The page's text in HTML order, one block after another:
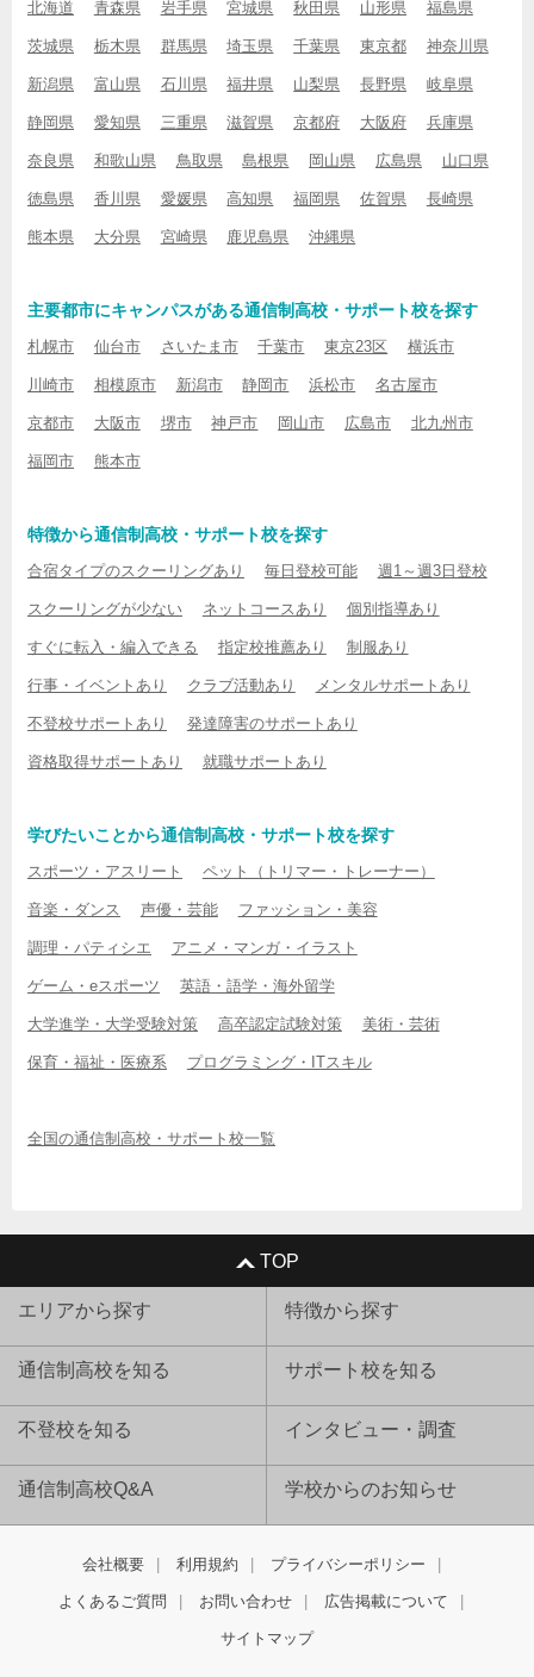
北海道 青森県 岩手県 宮城県 秋田県 山形県 福島県
茨城県 栃木県 群馬県 埼玉県 千葉県 東京都 神奈川県
新潟県 富山県 石川県 福井県 山梨県 長野県 岐阜県
静岡県 愛知県 三重県 滋賀県 京都府 大阪府 兵庫県
奈良県 和歌山県 鳥取県 島根県 岡山県 広島県 山口県
徳島県 香川県 愛媛県 高知県 福岡県 佐賀県 長崎県
熊本県 大分県 宮崎県 鹿児島県 沖縄県
主要都市にキャンパスがある通信制高校・サポート校を探す
札幌市 仙台市 さいたま市 千葉市 東京23区 横浜市
川崎市 相模原市 新潟市 静岡市 浜松市 名古屋市
京都市 大阪市 堺市 神戸市 岡山市 広島市 北九州市
福岡市 熊本市
特徴から通信制高校・サポート校を探す
合宿タイプのスクーリングあり 毎日登校可能 週1～週3日登校
スクーリングが少ない ネットコースあり 個別指導あり
すぐに転入・編入できる 指定校推薦あり 制服あり
行事・イベントあり クラブ活動あり メンタルサポートあり
不登校サポートあり 発達障害のサポートあり
資格取得サポートあり 就職サポートあり
学びたいことから通信制高校・サポート校を探す
スポーツ・アスリート ペット（トリマー・トレーナー）
音楽・ダンス 声優・芸能 ファッション・美容
調理・パティシエ アニメ・マンガ・イラスト
ゲーム・eスポーツ 英語・語学・海外留学
大学進学・大学受験対策 高卒認定試験対策 美術・芸術
保育・福祉・医療系 プログラミング・ITスキル
全国の通信制高校・サポート校一覧
TOP
エリアから探す 特徴から探す
通信制高校を知る サポート校を知る
不登校を知る インタビュー・調査
通信制高校Q&A 学校からのお知らせ
会社概要 利用規約 プライバシーポリシー
よくあるご質問 お問い合わせ 広告掲載について
サイトマップ